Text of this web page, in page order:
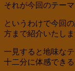
それが今回のテー
というわけで今回
方まで紹介いたしま
一見すると地味な
十二分に体感できる